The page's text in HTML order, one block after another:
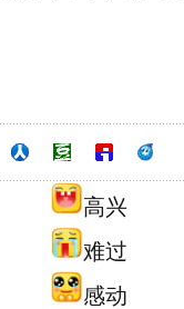
高兴
难过
感动